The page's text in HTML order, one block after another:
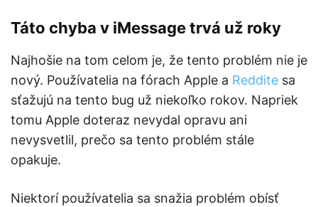
Táto chyba v iMessage trvá už roky
Najhošie na tom celom je, že tento problém nie je
nový. Používatelia na fórach Apple a Reddite sa
sťažujú na tento bug už niekoľko rokov. Napriek
tomu Apple doteraz nevydal opravu ani
nevysvetlil, prečo sa tento problém stále
opakuje.
Niektorí používatelia sa snažia problém obísť